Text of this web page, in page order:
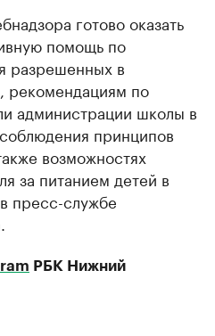
готово оказать
помощь по
разрешенных в
рекомендациям по
администрации школы в
принципов
возможностях
за питанием детей в
пресс-службе
РБК Нижний